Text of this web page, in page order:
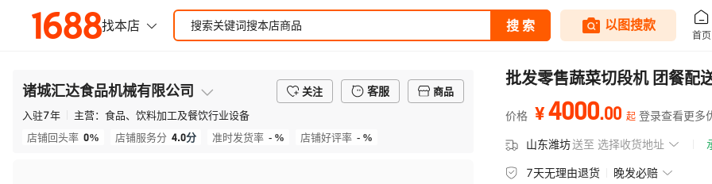
诸城汇达食品机械有限公司 关注 客服
商品
入驻7年 主营： 食品、饮料加工及餐饮行业设备
店铺回头率 0% 店铺服务分 4.0分 准时发货率 - % 店铺好评率 - %
批发零售蔬菜切段机 团餐配
价格 ¥4000.00 起 登录查看更多
山东潍坊送至 选择收货地址
7天无理由退货 晚发必赔